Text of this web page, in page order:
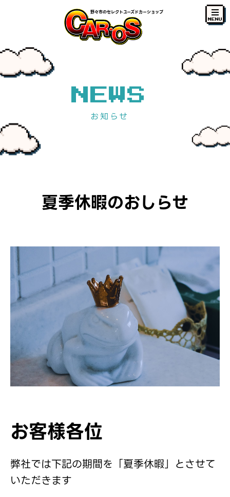
野々市のセレクトユーズドカーショップ
MENU
NEWS
お知らせ
夏季休暇のおしらせ
お客様各位
弊社では下記の期間を「夏季休暇」とさせて
いただきます